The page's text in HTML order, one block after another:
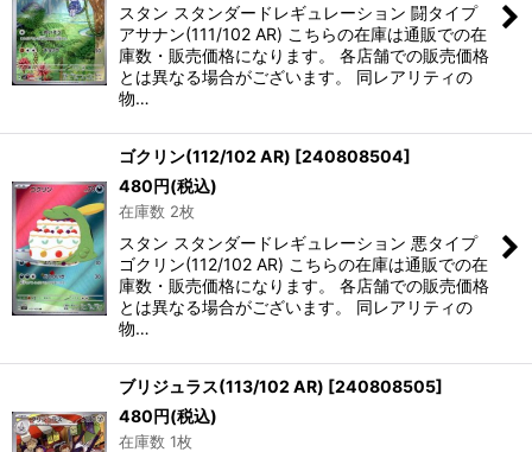
スタン スタンダードレギュレーション 闘タイプ
アサナン(111/102 AR) こちらの在庫は通販での在
庫数・販売価格になります。 各店舗での販売価格
とは異なる場合がございます。 同レアリティの
物…
ゴクリン(112/102 AR) [240808504]
480円(税込)
在庫数 2枚
スタン スタンダードレギュレーション 悪タイプ
ゴクリン(112/102 AR) こちらの在庫は通販での在
庫数・販売価格になります。 各店舗での販売価格
とは異なる場合がございます。 同レアリティの
物…
ブリジュラス(113/102 AR) [240808505]
480円(税込)
在庫数 1枚